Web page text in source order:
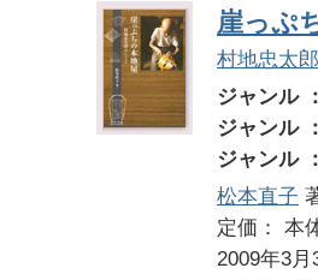
崖っぷ
村地忠太
ジャンル
ジャンル
ジャンル
松本直子
定価：
2009年3月